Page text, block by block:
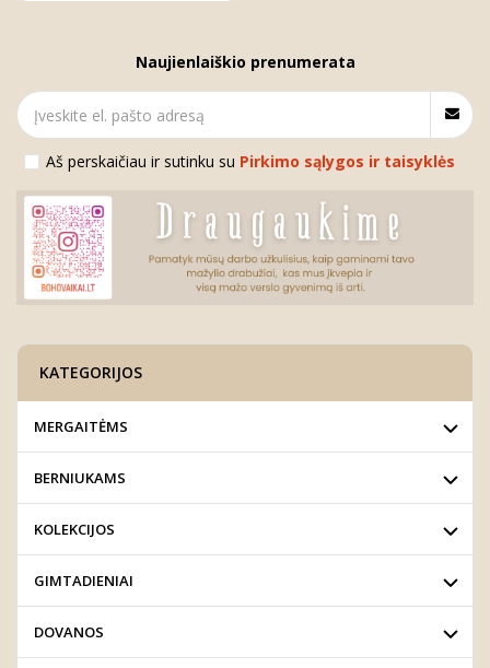
Naujienlaiškio prenumerata
Aš perskaičiau ir sutinku su Pirkimo sąlygos ir taisyklės
KATEGORIJOS
MERGAITĖMS
BERNIUKAMS
KOLEKCIJOS
GIMTADIENIAI
DOVANOS